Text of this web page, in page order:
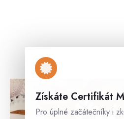
Získáte Certifikát
Pro úplné začátečníky i